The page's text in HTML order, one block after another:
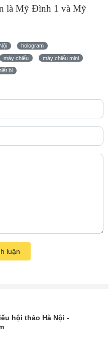
là Mỹ Đình 1 và Mỹ
hologram
máy chiếu máy chiếu mini
bị
luận
hội thảo Hà Nội -